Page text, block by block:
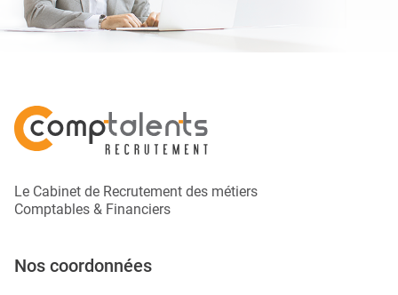
Le Cabinet de Recrutement des métiers
Comptables & Financiers
Nos coordonnées